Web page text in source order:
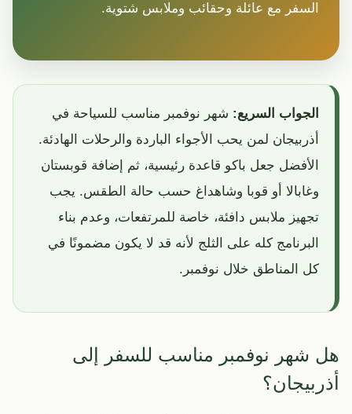
السفر مع عائلة وحقائب وملابس شتوية.
الجواب السريع: شهر نوفمبر مناسب للسياحة في
أذربيجان لمن يحب الأجواء الباردة والرحلات الهادئة.
الأفضل جعل باكو قاعدة رئيسية، ثم إضافة قوبستان
وغابالا أو قوبا وشاهداغ حسب حالة الطقس. يجب
تجهيز ملابس دافئة، خاصة للمرتفعات، وعدم بناء
البرنامج كله على الثلج لأنه قد لا يكون مضمونًا في
كل المناطق خلال نوفمبر.
هل شهر نوفمبر مناسب للسفر إلى
أذربيجان؟